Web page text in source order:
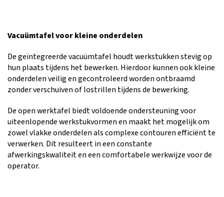
Vacuümtafel voor kleine onderdelen
De geïntegreerde vacuümtafel houdt werkstukken stevig op
hun plaats tijdens het bewerken. Hierdoor kunnen ook kleine
onderdelen veilig en gecontroleerd worden ontbraamd
zonder verschuiven of lostrillen tijdens de bewerking.
De open werktafel biedt voldoende ondersteuning voor
uiteenlopende werkstukvormen en maakt het mogelijk om
zowel vlakke onderdelen als complexe contouren efficiënt te
verwerken. Dit resulteert in een constante
afwerkingskwaliteit en een comfortabele werkwijze voor de
operator.